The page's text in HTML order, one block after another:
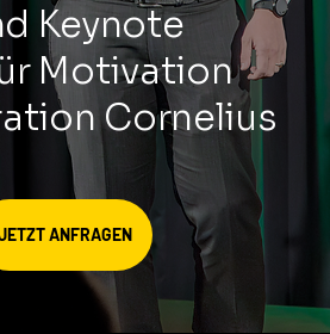
Keynote
Motivation
Cornelius
ANFRAGEN